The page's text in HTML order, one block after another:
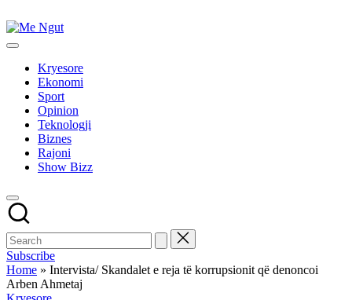
to
content
Me
Këtu
lajmet
ngut
Kryesore
Ekonomi
Sport
Opinion
Teknologji
Biznes
Rajoni
Show Bizz
Subscribe
Home » Intervista/ Skandalet e reja të korrupsionit që denoncoi
Arben Ahmetaj
Posted